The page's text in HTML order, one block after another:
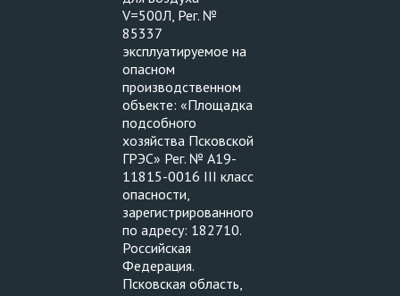
V=500Л, Рег. №
85337
эксплуатируемое на
опасном
производственном
объекте: «Площадка
подсобного
хозяйства Псковской
ГРЭС» Рег. № А19-
11815-0016 III класс
опасности,
зарегистрированного
по адресу: 182710.
Российская
Федерация.
Псковская область,